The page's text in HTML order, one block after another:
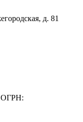
д. 81